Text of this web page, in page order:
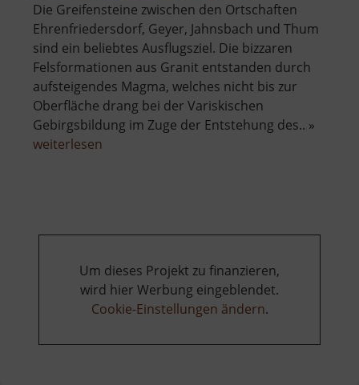
Die Greifensteine zwischen den Ortschaften
Ehrenfriedersdorf, Geyer, Jahnsbach und Thum
sind ein beliebtes Ausflugsziel. Die bizzaren
Felsformationen aus Granit entstanden durch
aufsteigendes Magma, welches nicht bis zur
Oberfläche drang bei der Variskischen
Gebirgsbildung im Zuge der Entstehung des.. »
weiterlesen
Um dieses Projekt zu finanzieren,
wird hier Werbung eingeblendet.
Cookie-Einstellungen ändern.